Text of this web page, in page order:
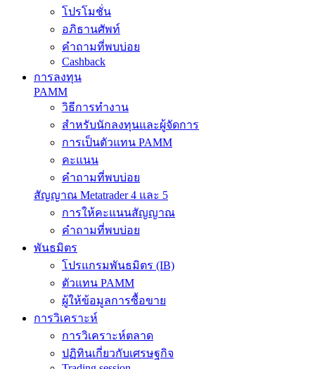
โปรโมชั่น
อภิธานศัพท์
คำถามที่พบบ่อย
Cashback
การลงทุน
PAMM
วิธีการทำงาน
สำหรับนักลงทุนและผู้จัดการ
การเป็นตัวแทน PAMM
คะแนน
คำถามที่พบบ่อย
สัญญาณ Metatrader 4 และ 5
การให้คะแนนสัญญาณ
คำถามที่พบบ่อย
พันธมิตร
โปรแกรมพันธมิตร (IB)
ตัวแทน PAMM
ผู้ให้ข้อมูลการซื้อขาย
การวิเคราะห์
การวิเคราะห์ตลาด
ปฏิทินเกี่ยวกับเศรษฐกิจ